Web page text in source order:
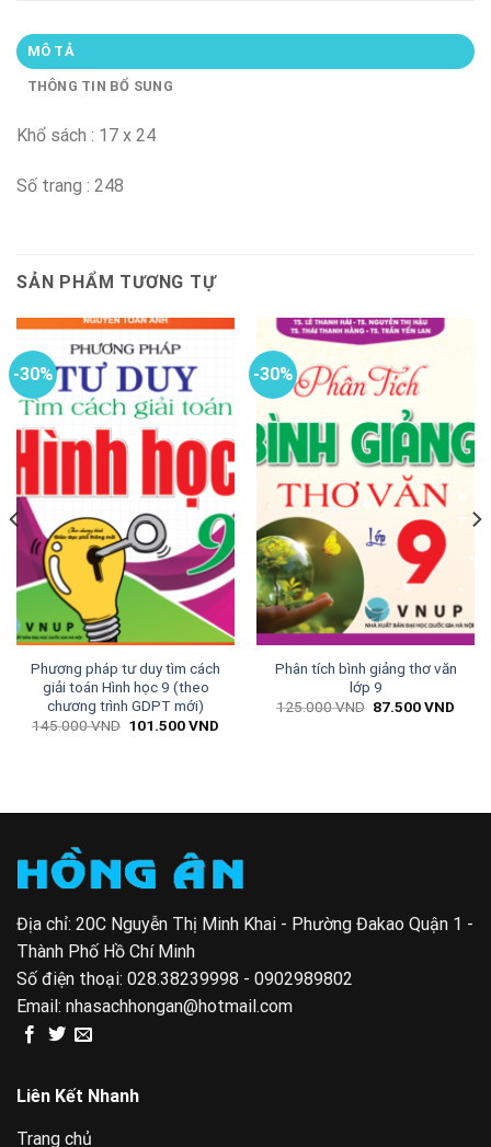
MÔ TẢ
THÔNG TIN BỔ SUNG
Khổ sách : 17 x 24
Số trang : 248
SẢN PHẨM TƯƠNG TỰ
-30%
Phương pháp tư duy tìm cách
giải toán Hình học 9 (theo
chương trình GDPT mới)
145.000VND Giá
101.500VND
-30%
Phân tích bình giảng thơ văn
lớp 9
125.000VND Giá
87.500VND
VND.
Địa chỉ: 20C Nguyễn Thị Minh Khai - Phường Đakao Quận 1 -
Thành Phố Hồ Chí Minh
Số điện thoại: 028.38239998 - 0902989802
Email: nhasachhongan@hotmail.com
Liên Kết Nhanh
Trang chủ